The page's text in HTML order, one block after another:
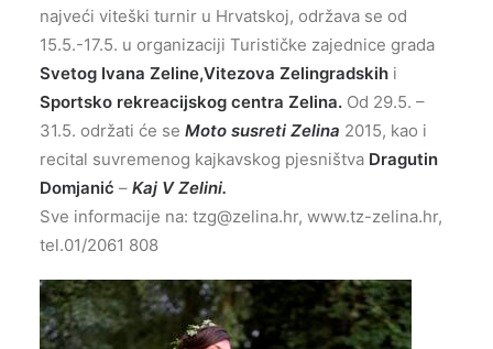
najveći viteški turnir u Hrvatskoj, održava se od
15.5.-17.5. u organizaciji Turističke zajednice grada
Svetog Ivana Zeline,Vitezova Zelingradskih i
Sportsko rekreacijskog centra Zelina. Od 29.5. –
31.5. održati će se Moto susreti Zelina 2015, kao i
recital suvremenog kajkavskog pjesništva Dragutin
Domjanić – Kaj V Zelini.
Sve informacije na: tzg@zelina.hr, www.tz-zelina.hr,
tel.01/2061 808